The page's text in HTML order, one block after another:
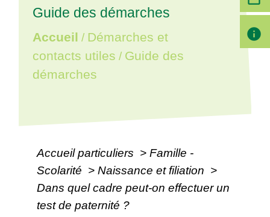
Guide des démarches
Accueil / Démarches et
contacts utiles / Guide des
démarches
Accueil particuliers > Famille -
Scolarité > Naissance et filiation >
Dans quel cadre peut-on effectuer un
test de paternité ?
info